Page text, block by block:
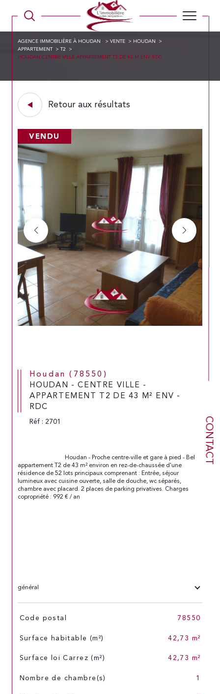
CONTACT
AGENCE IMMOBILIÈRE À HOUDAN VENTE
HOUDAN
APPARTEMENT
T2
HOUDAN CENTRE VILLE APPARTEMENT T2 DE 43 M ENV RDC
Retour aux résultats
VENDU
Houdan (78550)
HOUDAN - CENTRE VILLE -
APPARTEMENT T2 DE 43 M² ENV -
RDC
Réf : 2701
appartement T2 de 43 m² environ en rez-de-chaussée d'une
résidence de 52 lots principaux comprenant : Entrée, séjour
lumineux avec cuisine ouverte, salle de douche, wc séparés,
chambre avec placard. 2 places de parking privatives. Charges
copropriété : 992 € / an
général
TRAD_SIROCCO_Caracteristique
Code postal 78550
Surface habitable (m²) 42,73 m²
Surface loi Carrez (m²) 42,73 m²
Nombre de chambre(s) 1